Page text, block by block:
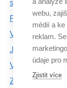
skladovaný
Proč se žralok
VUT chtějí
Jak dát
VUT může
Z chemické
webu,
médií a
reklam.
údaje pro
Zjistit více